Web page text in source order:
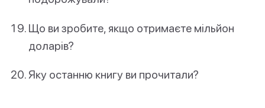
Що ви зробите, якщо отримаєте мільйон
доларів?
Яку останню книгу ви прочитали?